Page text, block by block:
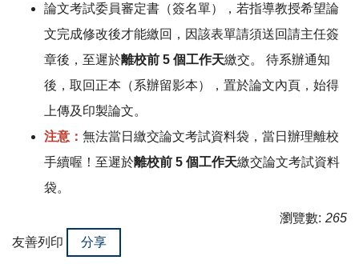
論文考試委員審定書（簽名單），若指導教授希望論
文完成修改後才能繳回，因該表單請須送回請主任簽
章後，至遲於離校前 5 個工作天繳交。 待系辦通知
後，取回正本（系辦留影本），置於論文內頁，始得
上傳及印製論文。
注意： 無法當日繳交論文考試資料袋，當日辦理離校
手續喔！至遲於離校前 5 個工作天繳交論文考試資料
袋。
瀏覽數: 265
友善列印
分享